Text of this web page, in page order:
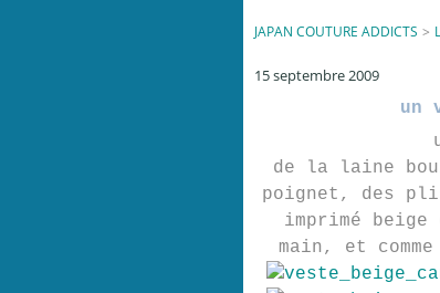
JAPAN COUTURE ADDICTS >
15 septembre 2009
un
de la laine
poignet, des
imprimé
main, et